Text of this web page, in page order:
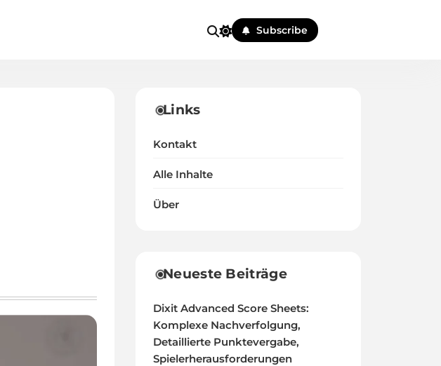
Subscribe
Links
Kontakt
Alle Inhalte
Über
Neueste Beiträge
Dixit Advanced Score Sheets:
Komplexe Nachverfolgung,
Detaillierte Punktevergabe,
Spielerherausforderungen